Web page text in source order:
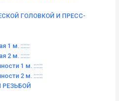
ГОЛОВКОЙ И ПРЕСС-
1 м. ::::::
2 м. ::::::
1 м. ::::::
2 м. ::::::
РЕЗЬБОЙ